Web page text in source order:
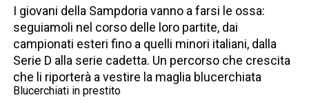
I giovani della Sampdoria vanno a farsi le ossa:
seguiamoli nel corso delle loro partite, dai
campionati esteri fino a quelli minori italiani, dalla
Serie D alla serie cadetta. Un percorso che crescita
che li riporterà a vestire la maglia blucerchiata
Blucerchiati in prestito